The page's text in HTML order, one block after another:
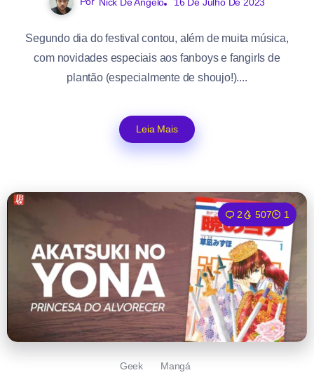
Segundo dia do festival contou, além de muita música,
com novidades especiais aos fanboys e fangirls de
plantão (especialmente de shoujo!)....
Leia Mais
2 507 1
Geek Mangá